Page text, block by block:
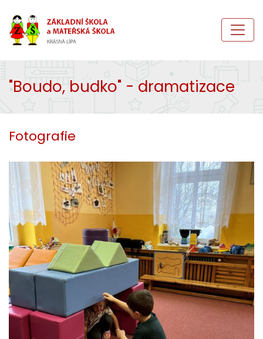
"Boudo, budko" - dramatizace
Fotografie